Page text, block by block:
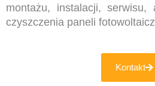
montażu, instalacji,
czyszczenia paneli
Kontakt